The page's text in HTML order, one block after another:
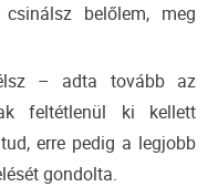
belőlem, meg
– adta tovább az
feltétlenül ki kellett
erre pedig a legjobb
gondolta.